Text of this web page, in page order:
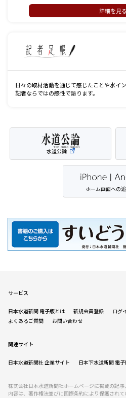
詳細を見る
日々の取材活動を通じて感じたことや水イ
記者ならではの感性で語ります。
水道公論
ホーム画面への
サービス
日本水道新聞 電子版とは 新規会員登録 ログ
よくあるご質問
お問い合わせ
関連サイト
日本水道新聞社 企業サイト 日本下水道新聞 電
株式会社日本水道新聞社ホームページに掲載の記
内容は、著作権法並びに国際条約により保護されて